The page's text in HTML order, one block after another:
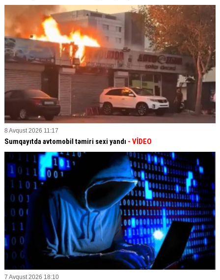
8 Avqust 2026 11:17
Sumqayıtda avtomobil təmiri sexi yandı - VİDEO
7 Avqust 2026 18:10